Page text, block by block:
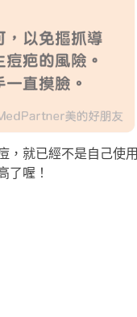
，就已經不是自己使用
了喔！